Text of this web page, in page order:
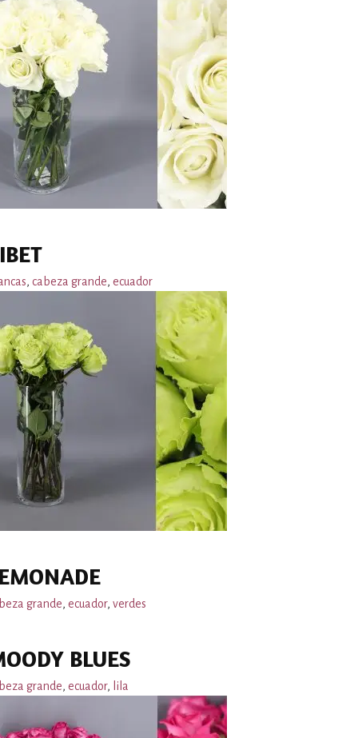
, cabeza grande, ecuador
grande, ecuador, verdes
BLUES
grande, ecuador, lila